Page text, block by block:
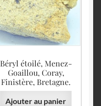
Béryl étoilé, Menez-
Goaillou, Coray,
Finistère, Bretagne.
Ajouter au panier